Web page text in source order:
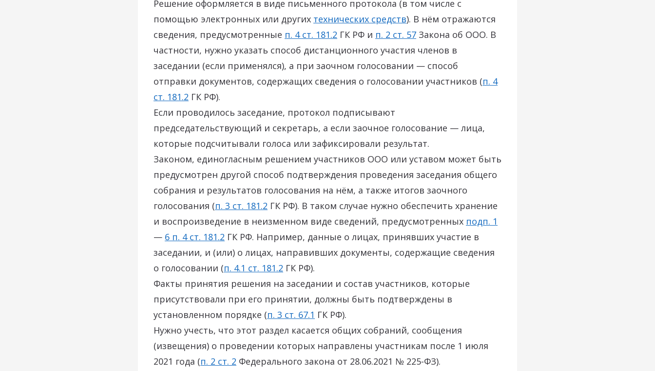
Решение оформляется в виде письменного протокола (в том числе с
помощью электронных или других технических средств). В нём отражаются
сведения, предусмотренные п. 4 ст. 181.2 ГК РФ и п. 2 ст. 57 Закона об ООО. В
частности, нужно указать способ дистанционного участия членов в
заседании (если применялся), а при заочном голосовании — способ
отправки документов, содержащих сведения о голосовании участников (п. 4
ст. 181.2 ГК РФ).
Если проводилось заседание, протокол подписывают
председательствующий и секретарь, а если заочное голосование — лица,
которые подсчитывали голоса или зафиксировали результат.
Законом, единогласным решением участников ООО или уставом может быть
предусмотрен другой способ подтверждения проведения заседания общего
собрания и результатов голосования на нём, а также итогов заочного
голосования (п. 3 ст. 181.2 ГК РФ). В таком случае нужно обеспечить хранение
и воспроизведение в неизменном виде сведений, предусмотренных подп. 1
— 6 п. 4 ст. 181.2 ГК РФ. Например, данные о лицах, принявших участие в
заседании, и (или) о лицах, направивших документы, содержащие сведения
о голосовании (п. 4.1 ст. 181.2 ГК РФ).
Факты принятия решения на заседании и состав участников, которые
присутствовали при его принятии, должны быть подтверждены в
установленном порядке (п. 3 ст. 67.1 ГК РФ).
Нужно учесть, что этот раздел касается общих собраний, сообщения
(извещения) о проведении которых направлены участникам после 1 июля
2021 года (п. 2 ст. 2 Федерального закона от 28.06.2021 № 225-ФЗ).